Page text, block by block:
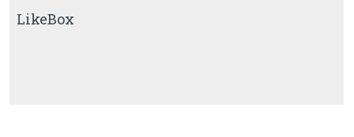
LikeBox